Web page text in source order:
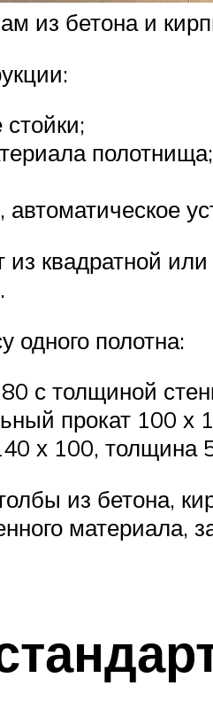
из бетона и
полотнища;
квадратной
одного полотна:
с толщиной
прокат 100 х
х 100, толщина
из бетона,
материала,